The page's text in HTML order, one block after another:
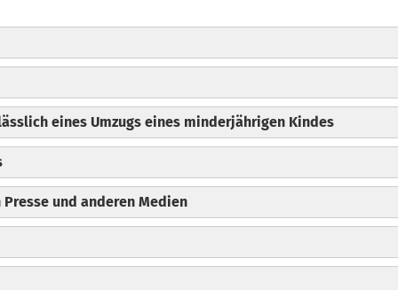
eines Umzugs eines minderjährigen Kindes
und anderen Medien